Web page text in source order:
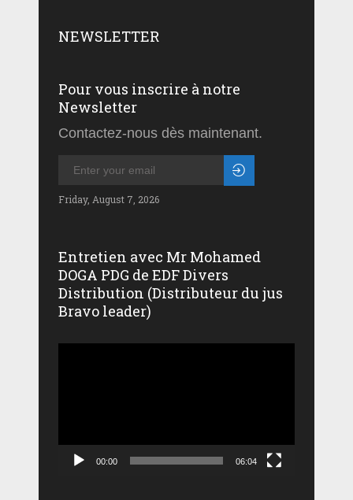
NEWSLETTER
Pour vous inscrire à notre
Newsletter
Contactez-nous dès maintenant.
Friday, August 7, 2026
Entretien avec Mr Mohamed
DOGA PDG de EDF Divers
Distribution (Distributeur du jus
Bravo leader)
00:00 06:04